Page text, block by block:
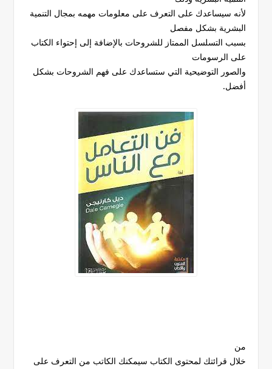
لأنه سيساعدك على التعرف على معلومات مهمه بمجال التنمية
البشرية بشكل مفصل
بسبب التسلسل الممتاز للشروحات بالإضافة إلى إحتواء الكتاب
على الرسومات
والصور التوضيحية التي ستساعدك على فهم الشروحات بشكل
أفضل.
من
خلال قرائتك لمحتوى الكتاب سيمكنك الكاتب من التعرف على